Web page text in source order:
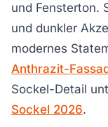
und Fensterton.
und dunkler
modernes
Anthrazit-
Sockel-Detail
Sockel 2026.